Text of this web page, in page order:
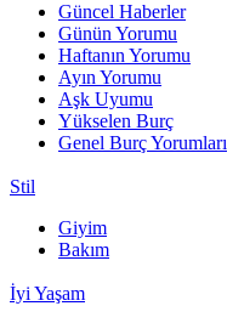
Güncel Haberler
Günün Yorumu
Haftanın Yorumu
Ayın Yorumu
Aşk Uyumu
Yükselen Burç
Genel Burç Yorumları
Stil
Giyim
Bakım
İyi Yaşam